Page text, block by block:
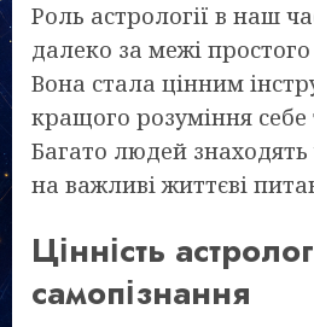
Роль астрології в наш
далеко за межі
Вона стала цінним
кращого розуміння
Багато людей знаходять
на важливі життєві
Цінність
самопізнання